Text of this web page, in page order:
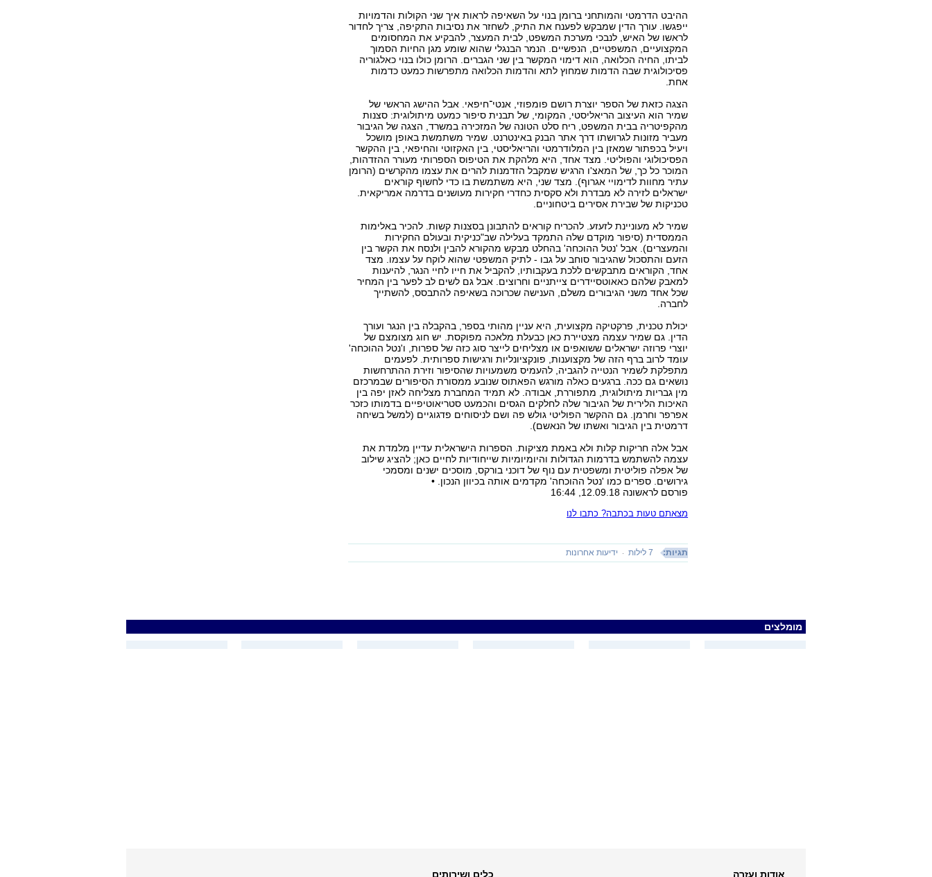
ההיבט הדרמטי והמותחני ברומן בנוי על השאיפה לראות איך שני הקולות והדמויות
ייפגשו. עורך הדין שמבקש לפענח את התיק, לשחזר את נסיבות התקיפה, צריך לחדור
לראשו של האיש, לנבכי מערכת המשפט, לבית המעצר, להבקיע את המחסומים
המקצועיים, המשפטיים, הנפשיים. הנמר הבנגלי שהוא שומע מגן החיות הסמוך
לביתו, החיה הכלואה, הוא דימוי המקשר בין שני הגברים. הרומן כולו בנוי כאלגוריה
פסיכולוגית שבה הדמות שמחוץ לתא והדמות הכלואה מתפרשות כמעט כדמות
אחת.
הצגה כזאת של הספר יוצרת רושם פומפוזי, אנטי־חיפאי. אבל ההישג הראשי של
שמיר הוא העיצוב הריאליסטי, המקומי, של תבנית סיפור כמעט מיתולוגית: סצנות
מהקפיטריה בבית המשפט, ריח סלט הטונה של המזכירה במשרד, הצגה של הגיבור
מעביר מזונות לגרושתו דרך אתר הבנק באינטרנט. שמיר משתמשת באופן מושכל
ויעיל בכפתור שמאזן בין המלודרמטי והריאליסטי, בין האקזוטי והחיפאי, בין ההקשר
הפסיכולוגי והפוליטי. מצד אחד, היא מלהקת את הטיפוס הספרותי מעורר ההזדהות,
המוכר כל כך, של המאצ'ו הרגיש שמקבל הזדמנות להרים את עצמו מהקרשים (הרומן
עתיר מחוות לדימויי אגרוף). מצד שני, היא משתמשת בו כדי לחשוף קוראים
ישראלים לזירה לא מבדרת ולא סקסית כחדרי חקירות מעושנים בדרמה אמריקאית.
טכניקות של שבירת אסירים ביטחוניים.
שמיר לא מעוניינת לזעזע. להכריח קוראים להתבונן בסצנות קשות. להכיר באלימות
הממסדית (סיפור מוקדם שלה התמקד בעלילה שב"כניקית ובעולם החקירות
והמעצרים). אבל 'נטל ההוכחה' בהחלט מבקש מהקורא להבין ולנסח את הקשר בין
הזעם והתסכול שהגיבור סוחב על גבו - לתיק המשפטי שהוא לוקח על עצמו. מצד
אחד, הקוראים מתבקשים ללכת בעקבותיו, להקביל את חייו לחיי הנגר, להיענות
למאבק שלהם כאאוטסיידרים צייתניים וחרוצים. אבל גם לשים לב לפער בין המחיר
שכל אחד משני הגיבורים משלם, הענישה שכרוכה בשאיפה להתבסס, להשתייך
לחברה.
יכולת טכנית, פרקטיקה מקצועית, היא עניין מהותי בספר, בהקבלה בין הנגר ועורך
הדין. גם שמיר עצמה מצטיירת כאן כבעלת מלאכה מפוקסת. יש חוג מצומצם של
יוצרי פרוזה ישראלים ששואפים או מצליחים לייצר סוג כזה של ספרות, ו'נטל ההוכחה'
עומד לרוב ברף הזה של מקצוענות, פונקציונליות ורגישות ספרותית. לפעמים
מתפלקת לשמיר הנטייה להגביה, להעמיס משמעויות שהסיפור וזירת ההתרחשות
נושאים גם ככה. ברגעים כאלה מורגש הפאתוס שנובע ממסורת הסיפורים שבמרכזם
מין גבריות מיתולוגית, מתפוררת, אבודה. לא תמיד המחברת מצליחה לאזן יפה בין
האיכות הלירית של הגיבור שלה לחלקים הגסים והכמעט סטריאוטיפיים בדמותו כזכר
אפרפר וחרמן. גם ההקשר הפוליטי גולש פה ושם לניסוחים פדגוגיים (למשל בשיחה
דרמטית בין הגיבור ואשתו של הנאשם).
אבל אלה חריקות קלות ולא באמת מציקות. הספרות הישראלית עדיין מלמדת את
עצמה להשתמש בדרמות הגדולות והיומיומיות שייחודיות לחיים כאן; להציג שילוב
של אפלה פוליטית ומשפטית עם נוף של דוכני בורקס, מוסכים ישנים ומסמכי
גירושים. ספרים כמו 'נטל ההוכחה' מקדמים אותה בכיוון הנכון. •
פורסם לראשונה 12.09.18, 16:44
מצאתם טעות בכתבה? כתבו לנו
תגיות: 7 לילות ידיעות אחרונות
מומלצים
אודות ועזרה כלים ושירותים